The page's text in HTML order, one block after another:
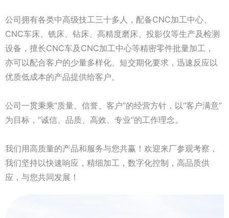
公司拥有各类中高级技工三十多人，配备CNC加工中心、
CNC车床、铣床、钻床、高精度磨床、投影仪等生产及检测
设备，擅长CNC车及CNC加工中心等精密零件批量加工，
亦可以配合客户的少量多样化、短交期化要求，迅速反应以
优质低成本的产品提供给客户。
公司一贯秉乘“质量、信誉、客户”的经营方针，以“客户满意”
为目标，“诚信、品质、高效、专业”的工作理念。
我们用高质量的产品和服务与您共赢！欢迎来厂参观考察，
我们坚持以快速响应，精细加工，数字化控制，高品质供
应，与您共同发展！